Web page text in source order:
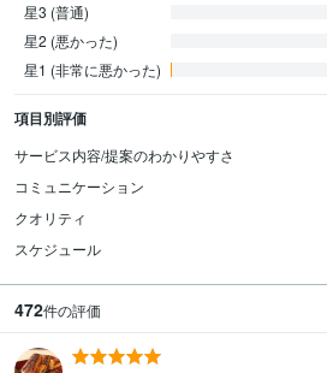
星3 (普通)
星2 (悪かった)
星1 (非常に悪かった)
項目別評価
サービス内容/提案のわかりやすさ
コミュニケーション
クオリティ
スケジュール
472件の評価